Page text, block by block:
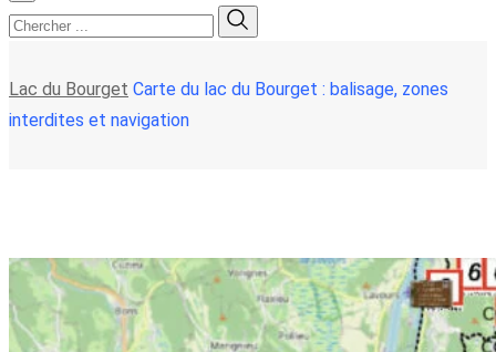
Lac du Bourget Carte du lac du Bourget : balisage, zones
interdites et navigation